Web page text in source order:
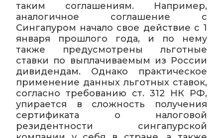
таким соглашениям. Например,
аналогичное соглашение с
Сингапуром начало свое действие с 1
января прошлого года, и по нему
также предусмотрены льготные
ставки по выплачиваемым из России
дивидендам. Однако практическое
применение данных льготных ставок,
согласно требованию ст. 312 НК РФ,
упирается в сложность получения
сертификата о налоговой
резидентности сингапурской